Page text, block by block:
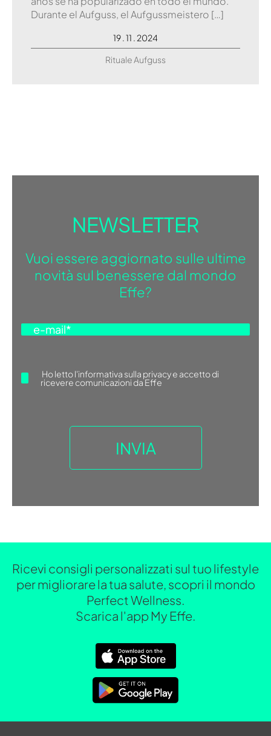
Durante el Aufguss, el Aufgussmeistero […]
19 . 11 . 2024
Rituale Aufguss
NEWSLETTER
Vuoi essere aggiornato sulle ultime
novità sul benessere dal mondo
Effe?
Ho lettol'informativa sulla privacye accetto di
ricevere comunicazioni da Effe
Ricevi consigli personalizzati sul tuo lifestyle
per migliorare la tua salute, scopri il mondo
Perfect Wellness.
Scarica l'app My Effe.